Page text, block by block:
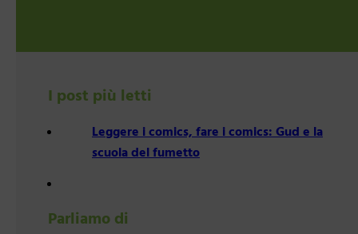
I post più letti
Leggere i comics, fare i comics: Gud e la
scuola del fumetto
Parliamo di